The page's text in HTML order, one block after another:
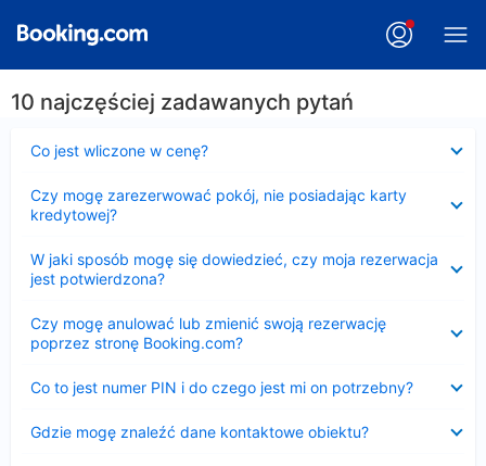
10 najczęściej zadawanych pytań
Co jest wliczone w cenę?
Czy mogę zarezerwować pokój, nie posiadając karty
kredytowej?
W jaki sposób mogę się dowiedzieć, czy moja rezerwacja
jest potwierdzona?
Czy mogę anulować lub zmienić swoją rezerwację
poprzez stronę Booking.com?
Co to jest numer PIN i do czego jest mi on potrzebny?
Gdzie mogę znaleźć dane kontaktowe obiektu?